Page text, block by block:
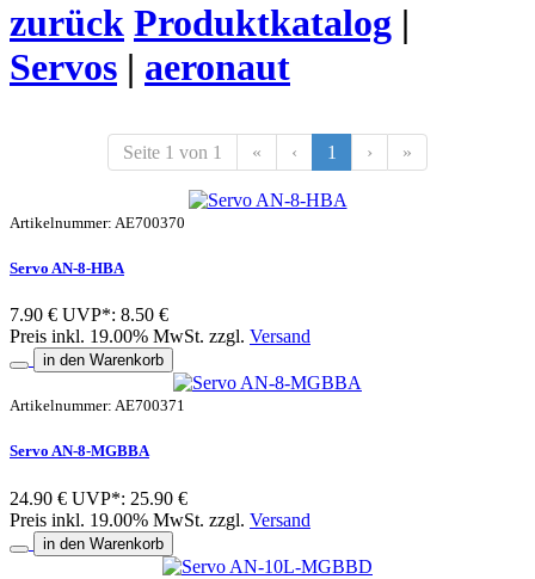
zurück Produktkatalog |
Servos | aeronaut
Seite 1 von 1 « ‹ 1 › »
Artikelnummer: AE700370
Servo AN-8-HBA
7.90 € UVP*: 8.50 €
Preis inkl. 19.00% MwSt. zzgl. Versand
in den Warenkorb
Artikelnummer: AE700371
Servo AN-8-MGBBA
24.90 € UVP*: 25.90 €
Preis inkl. 19.00% MwSt. zzgl. Versand
in den Warenkorb